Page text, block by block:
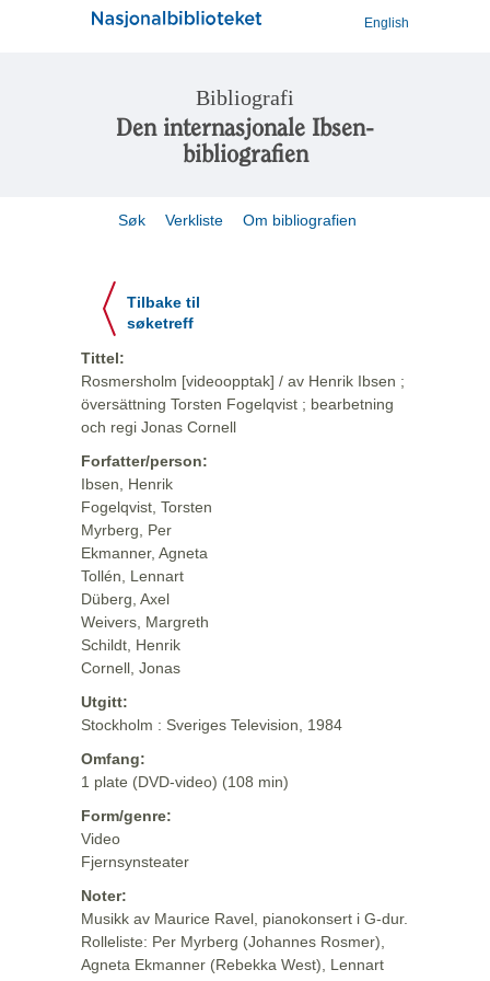
English
Bibliografi
Den internasjonale Ibsen-
bibliografien
Søk Verkliste Om bibliografien
Tilbake til
søketreff
Tittel:
Rosmersholm [videoopptak] / av Henrik Ibsen ;
översättning Torsten Fogelqvist ; bearbetning
och regi Jonas Cornell
Forfatter/person:
Ibsen, Henrik
Fogelqvist, Torsten
Myrberg, Per
Ekmanner, Agneta
Tollén, Lennart
Düberg, Axel
Weivers, Margreth
Schildt, Henrik
Cornell, Jonas
Utgitt:
Stockholm : Sveriges Television, 1984
Omfang:
1 plate (DVD-video) (108 min)
Form/genre:
Video
Fjernsynsteater
Noter:
Musikk av Maurice Ravel, pianokonsert i G-dur.
Rolleliste: Per Myrberg (Johannes Rosmer),
Agneta Ekmanner (Rebekka West), Lennart